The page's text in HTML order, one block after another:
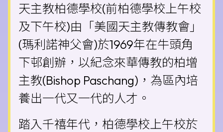
天主教柏德學校(前柏德學校上午校
及下午校)由「美國天主教傳教會」
(瑪利諾神父會)於1969年在牛頭角
下邨創辦，以紀念來華傳教的柏增
主教(Bishop Paschang)，為區內培
養出一代又一代的人才。
踏入千禧年代，柏德學校上午校於